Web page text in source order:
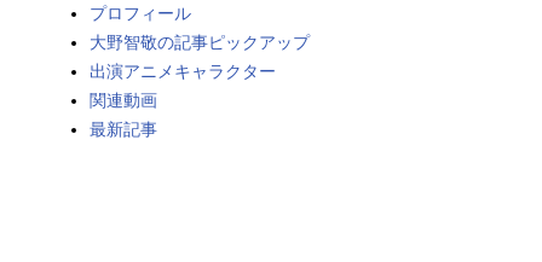
秋アニメ
男性声優/女性声優一覧
プロフィール
大野智敬の記事ピックアップ
出演アニメキャラクター
関連動画
最新記事